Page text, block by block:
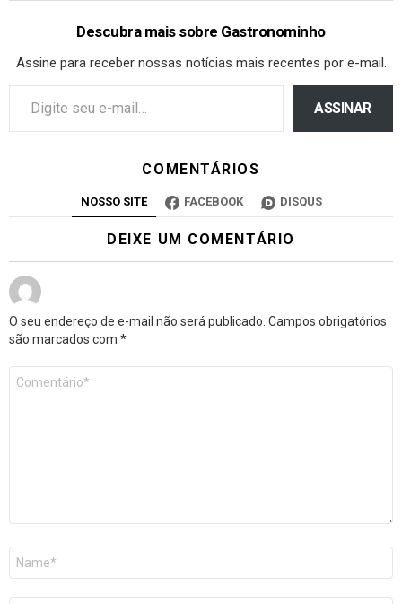
Descubra mais sobre Gastronominho
Assine para receber nossas notícias mais recentes por e-mail.
ASSINAR
COMENTÁRIOS
NOSSO SITE FACEBOOK DISQUS
DEIXE UM COMENTÁRIO
O seu endereço de e-mail não será publicado. Campos obrigatórios
são marcados com *